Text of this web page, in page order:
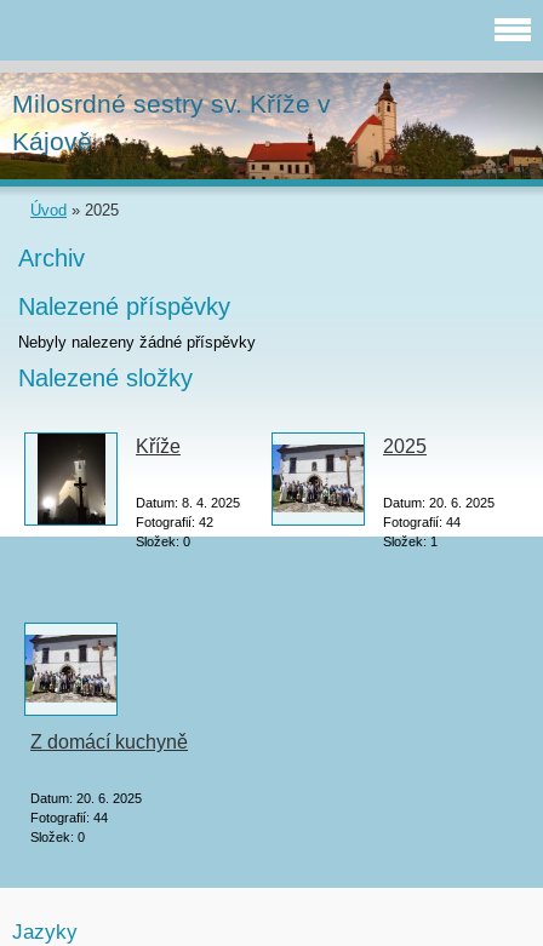
Milosrdné sestry sv. Kříže v
Kájově
Úvod » 2025
Archiv
Nalezené příspěvky
Nebyly nalezeny žádné příspěvky
Nalezené složky
Kříže
Datum: 8. 4. 2025
Fotografií: 42
Složek:0
2025
Datum: 20. 6. 2025
Fotografií: 44
Složek:1
Z domácí kuchyně
Datum: 20. 6. 2025
Fotografií: 44
Složek: 0
Jazyky